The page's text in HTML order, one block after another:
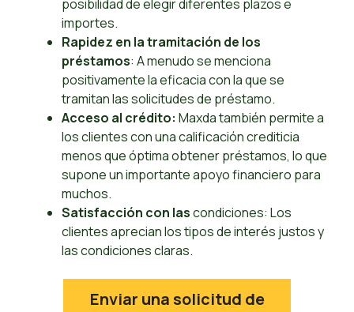
posibilidad de elegir diferentes plazos e
importes.
Rapidez en la tramitación de los
préstamos: A menudo se menciona
positivamente la eficacia con la que se
tramitan las solicitudes de préstamo.
Acceso al crédito: Maxda también permite a
los clientes con una calificación crediticia
menos que óptima obtener préstamos, lo que
supone un importante apoyo financiero para
muchos.
Satisfacción con lascondiciones: Los
clientes aprecian los tipos de interés justos y
las condiciones claras.
Enviar una solicitud de